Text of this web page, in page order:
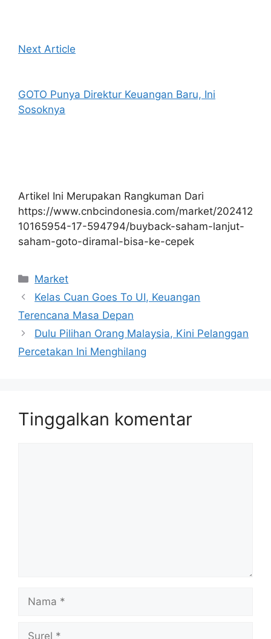
Next Article
GOTO Punya Direktur Keuangan Baru, Ini
Sosoknya
Artikel Ini Merupakan Rangkuman Dari
https://www.cnbcindonesia.com/market/202412
10165954-17-594794/buyback-saham-lanjut-
saham-goto-diramal-bisa-ke-cepek
Kategori
Market
Kelas Cuan Goes To UI, Keuangan
Terencana Masa Depan
Dulu Pilihan Orang Malaysia, Kini Pelanggan
Percetakan Ini Menghilang
Tinggalkan komentar
Nama
Surel